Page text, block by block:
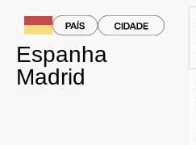
Espanha
Madrid